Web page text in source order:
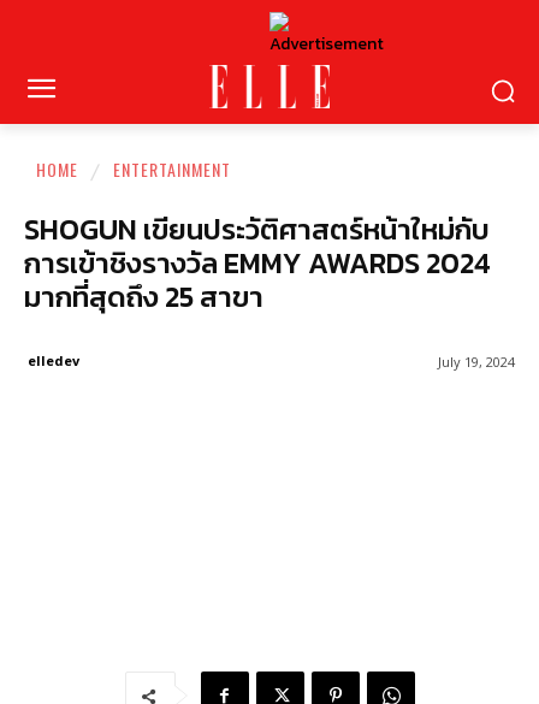
HOME ENTERTAINMENT
SHOGUN เขียนประวัติศาสตร์หน้าใหม่กับ
การเข้าชิงรางวัล EMMY AWARDS 2024
มากที่สุดถึง 25 สาขา
July 19, 2024
elledev